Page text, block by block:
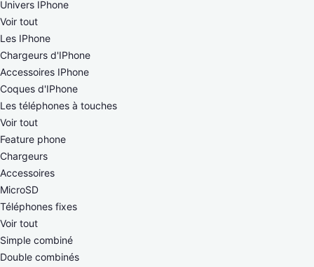
Univers IPhone
Voir tout
Les IPhone
Chargeurs d'IPhone
Accessoires IPhone
Coques d'IPhone
Les téléphones à touches
Voir tout
Feature phone
Chargeurs
Accessoires
MicroSD
Téléphones fixes
Voir tout
Simple combiné
Double combinés